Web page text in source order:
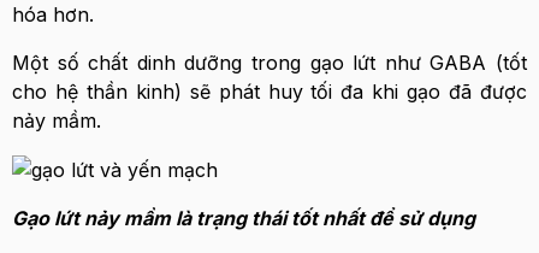
hóa hơn.
Một số chất dinh dưỡng trong gạo lứt như GABA (tốt
cho hệ thần kinh) sẽ phát huy tối đa khi gạo đã được
nảy mầm.
Gạo lứt nảy mầm là trạng thái tốt nhất để sử dụng